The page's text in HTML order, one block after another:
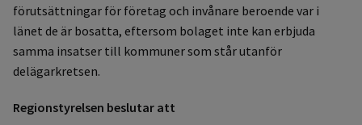
förutsättningar för företag och invånare beroende var i
länet de är bosatta, eftersom bolaget inte kan erbjuda
samma insatser till kommuner som står utanför
delägarkretsen.
Regionstyrelsen beslutar att